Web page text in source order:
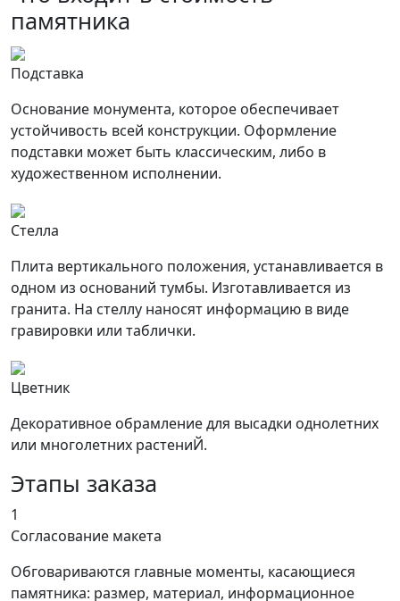
памятника
Подставка
Основание монумента, которое обеспечивает
устойчивость всей конструкции. Оформление
подставки может быть классическим, либо в
художественном исполнении.
Стелла
Плита вертикального положения, устанавливается в
одном из оснований тумбы. Изготавливается из
гранита. На стеллу наносят информацию в виде
гравировки или таблички.
Цветник
Декоративное обрамление для высадки однолетних
или многолетних растениЙ.
Этапы заказа
1
Согласование макета
Обговариваются главные моменты, касающиеся
памятника: размер, материал, информационное